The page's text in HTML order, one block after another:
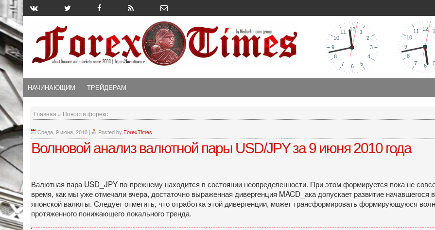
НАЧИНАЮЩИМ ТРЕЙДЕРАМ
Главная » Новости форекс
Среда, 9 июня, 2010 | Posted by ForexTimes
Волновой анализ валютной пары USD/JPY за 9 июня 2010 года
Валютная пара USD_JPY по-прежнему находится в состоянии неопределенности. При этом формируется пока не
время, как мы уже отмечали вчера, достаточно выраженная дивергенция MACD_ака допускает развитие начавшегося
японской валюты. Следует отметить, что отработка этой дивергенции, может трансформировать формирующуюся
протяженного понижающего локального тренда.